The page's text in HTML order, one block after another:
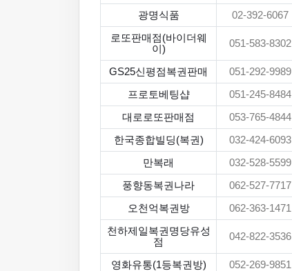
광명식품 02-392-6067
로또판매점(바이더웨
이)
051-583-8302
GS25신평점복권판매 051-292-9989
프로토베팅샵 051-245-8484
대로로또판매점 053-765-4844
한국종합빌딩(복권) 032-424-6093
만복래 032-528-5599
풍향동복권나라 062-527-7717
오천억복권방 062-363-1471
천하제일복권명당유성
점
042-822-3536
영화유통(1등복권방) 052-269-9851